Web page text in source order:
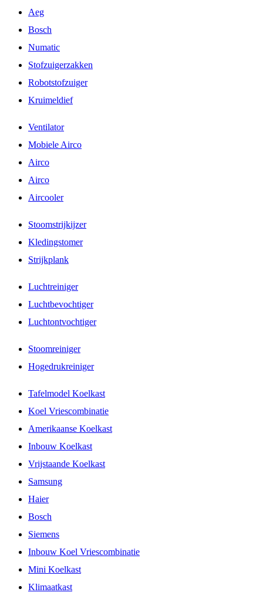
Aeg
Bosch
Numatic
Stofzuigerzakken
Robotstofzuiger
Kruimeldief
Ventilator
Mobiele Airco
Airco
Airco
Aircooler
Stoomstrijkijzer
Kledingstomer
Strijkplank
Luchtreiniger
Luchtbevochtiger
Luchtontvochtiger
Stoomreiniger
Hogedrukreiniger
Tafelmodel Koelkast
Koel Vriescombinatie
Amerikaanse Koelkast
Inbouw Koelkast
Vrijstaande Koelkast
Samsung
Haier
Bosch
Siemens
Inbouw Koel Vriescombinatie
Mini Koelkast
Klimaatkast